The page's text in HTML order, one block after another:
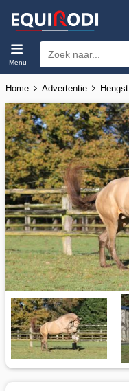
Menu
Home Advertentie Hengst